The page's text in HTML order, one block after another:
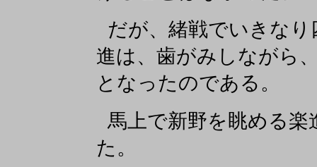
だが、緒戦でいきな
進は、歯がみしながら
となったのである。
馬上で新野を眺める楽
た。